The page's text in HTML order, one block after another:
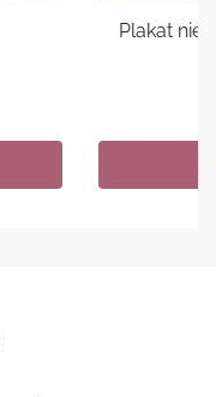
Plakat nie